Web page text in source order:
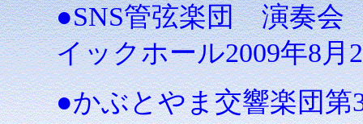
●SNS管弦楽団 演奏会
イックホール2009年8月
●かぶとやま交響楽団第